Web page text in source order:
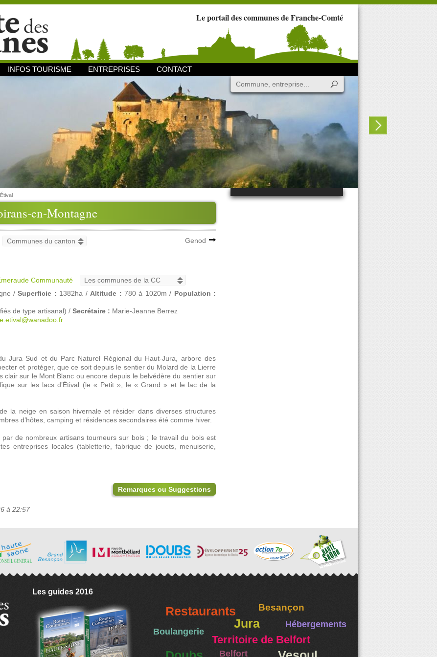
Le portail des communes de Franche-Comté
INFOS TOURISME ENTREPRISES CONTACT
en-Montagne
Étival
Genod
Communauté
/Superficie : 1382ha / Altitude : 780 à 1020m / Population :
de type artisanal) / Secrétaire : Marie-Jeanne Berrez
Jura Sud et du Parc Naturel Régional du Haut-Jura, arbore des
et protéger, que ce soit depuis le sentier du Molard de la Lierre
clair sur le Mont Blanc ou encore depuis le belvédère du sentier sur
sur les lacs d’Étival (le « Petit », le « Grand » et le lac de la
la neige en saison hivernale et résider dans diverses structures
d’hôtes, camping et résidences secondaires été comme hiver.
de nombreux artisans tourneurs sur bois ; le travail du bois est
entreprises locales (tabletterie, fabrique de jouets, menuiserie,
Remarques ou Suggestions
à 22:57
Les guides 2016
Restaurants Besançon
Jura Hébergements
Boulangerie
Territoire de Belfort
Belfort